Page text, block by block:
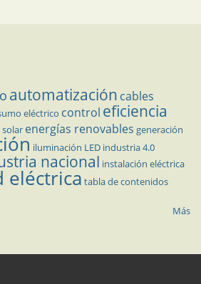
automatización cables
eléctrico control eficiencia
solar energías renovables generación
iluminación LED industria 4.0
nacional instalación eléctrica
eléctrica tabla de contenidos
Más